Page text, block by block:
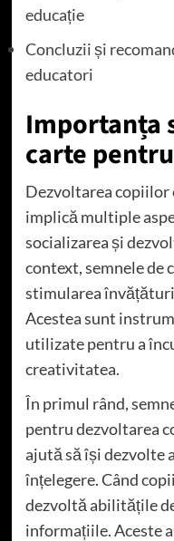
educație
Concluzii și
educatori
Importanța
carte
Dezvoltarea copiilor
implică multiple
socializarea și
context, semnele de
stimularea
Acestea sunt
utilizate pentru a
creativitatea.
În primul rând,
pentru dezvoltarea
ajută să își dezvolte
înțelegere. Când
dezvoltă abilitățile
informațiile. Aceste